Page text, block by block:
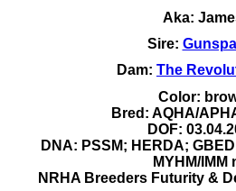
Aka:
Sire:
Dam: The
Color:
Bred: AQHA/
DOF:
DNA: PSSM; HERDA;
MYHM/IMM
NRHA Breeders Futurity &